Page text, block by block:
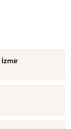
İzmir